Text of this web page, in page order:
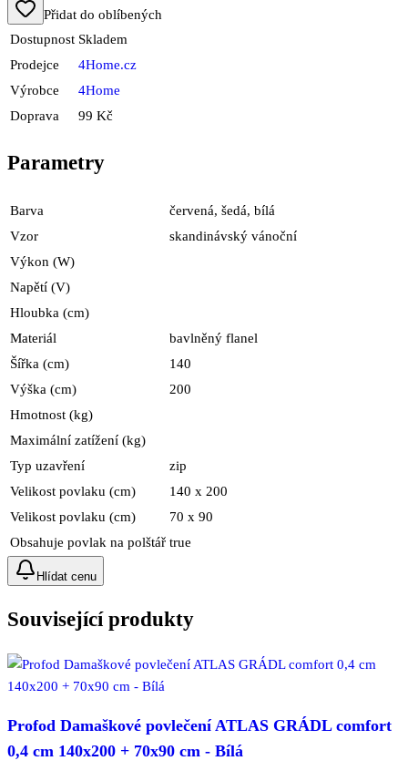
Přidat do oblíbených
Dostupnost Skladem
Prodejce
4Home.cz
Výrobce
4Home
Doprava
99 Kč
Parametry
Barva
červená, šedá, bílá
Vzor
skandinávský vánoční
Výkon (W)
Napětí (V)
Hloubka (cm)
Materiál
bavlněný flanel
Šířka (cm)
140
Výška (cm)
200
Hmotnost (kg)
Maximální zatížení (kg)
Typ uzavření
zip
Velikost povlaku (cm)
140 x 200
Velikost povlaku (cm)
70 x 90
Obsahuje povlak na polštář true
Hlídat cenu
Související produkty
Profod Damaškové povlečení ATLAS GRÁDL comfort
0,4 cm 140x200 + 70x90 cm - Bílá